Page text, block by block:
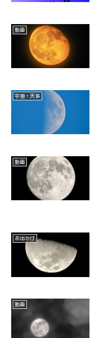
動画
宇宙・天体
動画
お出かけ
動画